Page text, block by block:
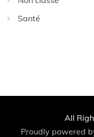
Santé
All
Proudly powered